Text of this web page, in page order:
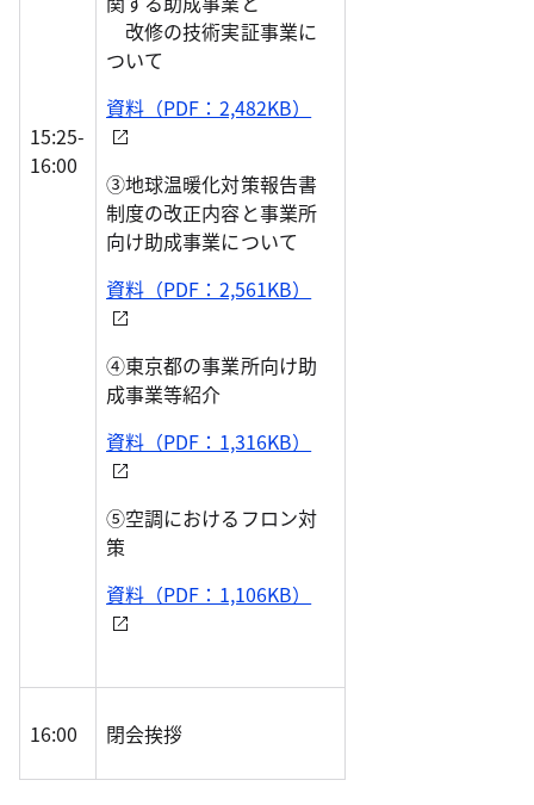
15:25-
16:00
改修の技術実証事業に
ついて
資料（PDF：2,482KB）
③地球温暖化対策報告書
制度の改正内容と事業所
向け助成事業について
資料（PDF：2,561KB）
④東京都の事業所向け助
成事業等紹介
資料（PDF：1,316KB）
⑤空調におけるフロン対
策
資料（PDF：1,106KB）
16:00 閉会挨拶